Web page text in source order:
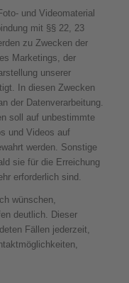
und Videomaterial
mit §§ 22, 23
zu Zwecken der
Marketings, der
unserer
In diesen Zwecken
der Datenverarbeitung.
soll auf unbestimmte
und Videos auf
werden. Sonstige
sie für die Erreichung
erforderlich sind.
wünschen,
deutlich. Dieser
Fällen jederzeit,